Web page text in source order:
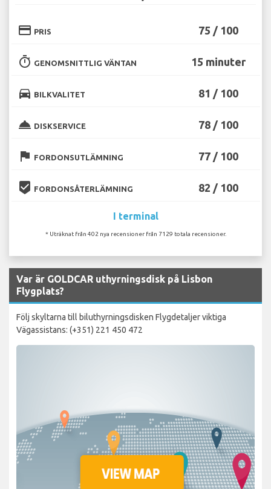
credit_card PRIS 75 / 100
timer GENOMSNITTLIG VÄNTAN 15 minuter
directions_car BILKVALITET 81 / 100
room_service DISKSERVICE 78 / 100
flag FORDONSUTLÄMNING 77 / 100
beenhere FORDONSÅTERLÄMNING 82 / 100
I terminal
* Uträknat från 402 nya recensioner från 7129 totala recensioner.
Var är GOLDCAR uthyrningsdisk på Lisbon
Flygplats?
Följ skyltarna till biluthyrningsdisken Flygdetaljer viktiga
Vägassistans: (+351) 221 450 472